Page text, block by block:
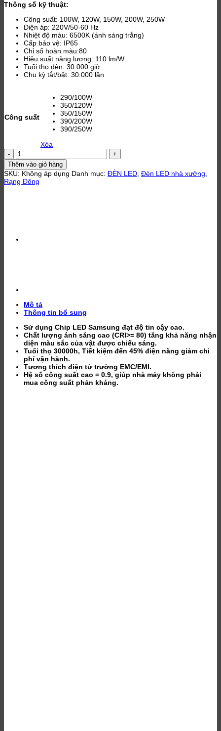
đến
3,061,800 ₫
Thông số kỹ thuật:
Công suất: 100W, 120W, 150W, 200W, 250W
Điện áp: 220V/50-60 Hz
Nhiệt độ màu: 6500K (ánh sáng trắng)
Cấp bảo vệ: IP65
Chỉ số hoàn màu:80
Hiệu suất năng lượng: 110 lm/W
Tuổi thọ đèn: 30.000 giờ
Chu kỳ tắt/bật: 30.000 lần
Công suất
290/100W
350/120W
350/150W
390/200W
390/250W
Xóa
Đèn
LED
HighBay
HB03
100W,
số
Thêm vào giỏ hàng
SKU: Không áp dụng Danh mục: ĐÈN LED Đèn LED nhà xưởng
Rạng Đông
Mô tả
Thông tin bổ sung
Sử dụng Chip LED Samsung đạt độ tin cậy cao.
Chất lượng ánh sáng cao (CRI>= 80) tăng khả năng nhận
diện màu sắc của vật được chiếu sáng.
Tuổi thọ 30000h, Tiết kiệm đến 45% điện năng giảm chi
phí vận hành.
Tương thích điện từ trường EMC/EMI.
Hệ số công suất cao = 0.9, giúp nhà máy không phải
mua công suất phản kháng.